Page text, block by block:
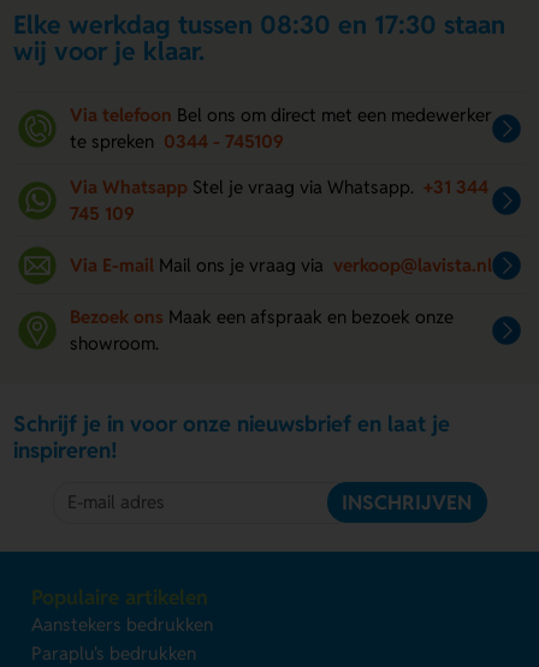
Elke werkdag tussen 08:30 en 17:30 staan
wij voor je klaar.
Via telefoon Bel ons om direct met een medewerker
te spreken 0344 - 745109
Via Whatsapp Stel je vraag via Whatsapp. +31 344
745 109
Via E-mail Mail ons je vraag via verkoop@lavista.nl
Bezoek ons Maak een afspraak en bezoek onze
showroom.
Schrijf je in voor onze nieuwsbrief en laat je
inspireren!
INSCHRIJVEN
Populaire artikelen
Aanstekers bedrukken
Paraplu's bedrukken